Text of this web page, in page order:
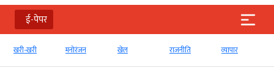
ई-पेपर
खरी-खरी मनोरंजन खेल राजनीति व्‍यापार